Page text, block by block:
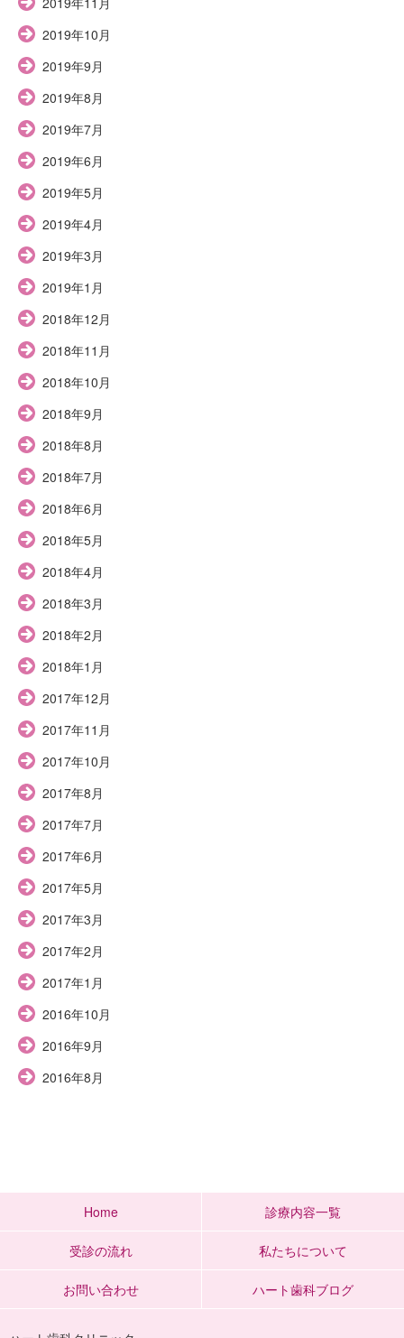
2019年10月
2019年9月
2019年8月
2019年7月
2019年6月
2019年5月
2019年4月
2019年3月
2019年1月
2018年12月
2018年11月
2018年10月
2018年9月
2018年8月
2018年7月
2018年6月
2018年5月
2018年4月
2018年3月
2018年2月
2018年1月
2017年12月
2017年11月
2017年10月
2017年8月
2017年7月
2017年6月
2017年5月
2017年3月
2017年2月
2017年1月
2016年10月
2016年9月
2016年8月
Home 診療内容一覧
受診の流れ 私たちについて
お問い合わせ ハート歯科ブログ